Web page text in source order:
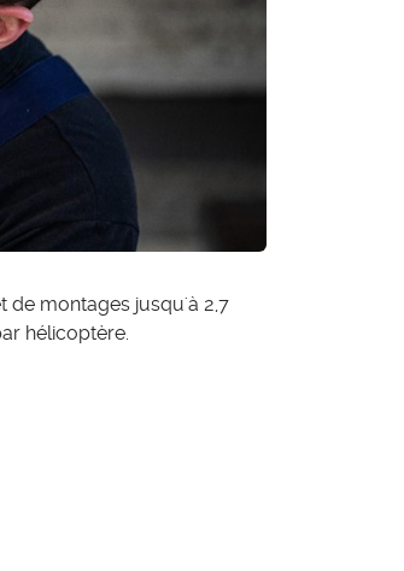
de montages jusqu'à 2,7
hélicoptère.